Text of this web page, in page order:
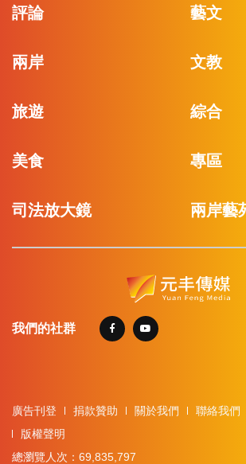
評論 藝文
兩岸 文教
旅遊 綜合
美食 專區
司法放大鏡 兩岸藝
我們的社群
廣告刊登 捐款贊助 關於我們 聯絡我們
版權聲明
總瀏覽人次：69,835,797